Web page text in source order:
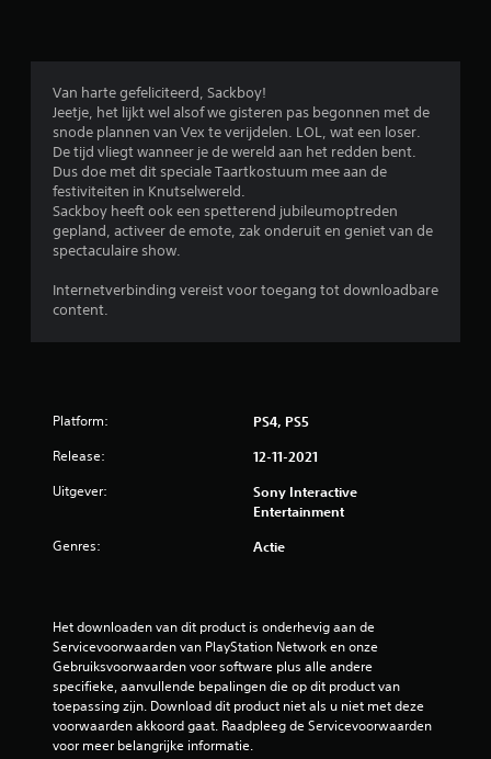
n
g
Van harte gefeliciteerd, Sackboy!
Jeetje, het lijkt wel alsof we gisteren pas begonnen met de
snode plannen van Vex te verijdelen. LOL, wat een loser.
De tijd vliegt wanneer je de wereld aan het redden bent.
Dus doe met dit speciale Taartkostuum mee aan de
festiviteiten in Knutselwereld.
Sackboy heeft ook een spetterend jubileumoptreden
gepland, activeer de emote, zak onderuit en geniet van de
spectaculaire show.
Internetverbinding vereist voor toegang tot downloadbare
content.
Platform: PS4, PS5
Release: 12-11-2021
Uitgever:
Sony Interactive
Entertainment
Genres: Actie
Het downloaden van dit product is onderhevig aan de
Servicevoorwaarden van PlayStation Network en onze
Gebruiksvoorwaarden voor software plus alle andere
specifieke, aanvullende bepalingen die op dit product van
toepassing zijn. Download dit product niet als u niet met deze
voorwaarden akkoord gaat. Raadpleeg de Servicevoorwaarden
voor meer belangrijke informatie.